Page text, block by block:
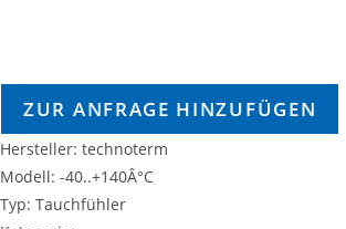
ZUR ANFRAGE HINZUFÜGEN
Hersteller: technoterm
Modell: -40..+140Â°C
Typ: Tauchfühler